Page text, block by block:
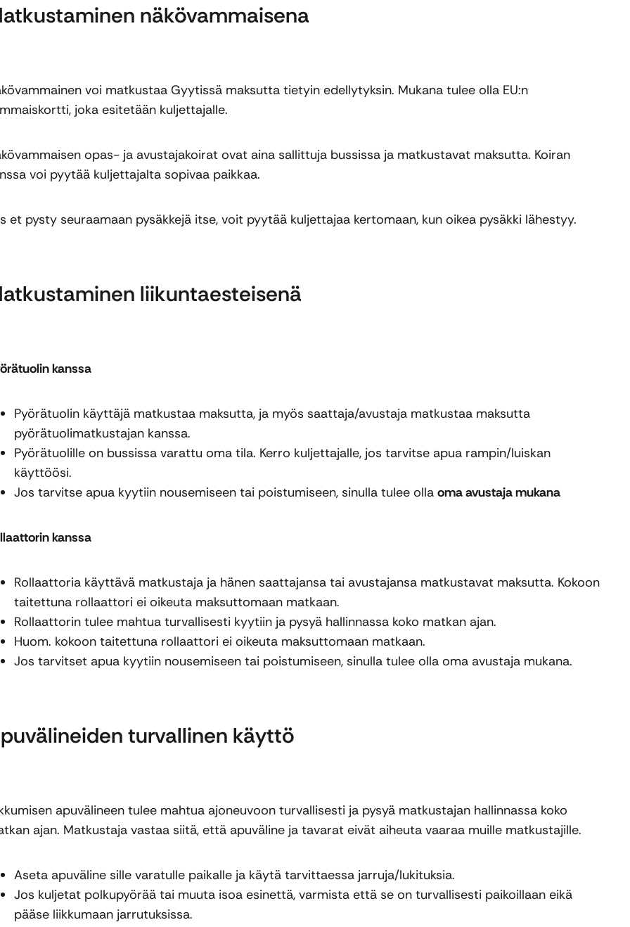
näkövammaisena
voi matkustaa Gyytissä maksutta tietyin edellytyksin. Mukana tulee olla EU:n
joka esitetään kuljettajalle.
opas- ja avustajakoirat ovat aina sallittuja bussissa ja matkustavat maksutta. Koiran
voi pyytää kuljettajalta sopivaa paikkaa.
et pysty seuraamaan pysäkkejä itse, voit pyytää kuljettajaa kertomaan, kun oikea pysäkki lähestyy.
liikuntaesteisenä
kanssa
Pyörätuolin käyttäjä matkustaa maksutta, ja myös saattaja/avustaja matkustaa maksutta
pyörätuolimatkustajan kanssa.
Pyörätuolille on bussissa varattu oma tila. Kerro kuljettajalle, jos tarvitse apua rampin/luiskan
käyttöösi.
Jos tarvitse apua kyytiin nousemiseen tai poistumiseen, sinulla tulee olla oma avustaja mukana
kanssa
Rollaattoria käyttävä matkustaja ja hänen saattajansa tai avustajansa matkustavat maksutta. Kokoon
taitettuna rollaattori ei oikeuta maksuttomaan matkaan.
Rollaattorin tulee mahtua turvallisesti kyytiin ja pysyä hallinnassa koko matkan ajan.
Huom. kokoon taitettuna rollaattori ei oikeuta maksuttomaan matkaan.
Jos tarvitset apua kyytiin nousemiseen tai poistumiseen, sinulla tulee olla oma avustaja mukana.
turvallinen käyttö
apuvälineen tulee mahtua ajoneuvoon turvallisesti ja pysyä matkustajan hallinnassa koko
ajan. Matkustaja vastaa siitä, että apuväline ja tavarat eivät aiheuta vaaraa muille matkustajille.
Aseta apuväline sille varatulle paikalle ja käytä tarvittaessa jarruja/lukituksia.
Jos kuljetat polkupyörää tai muuta isoa esinettä, varmista että se on turvallisesti paikoillaan eikä
pääse liikkumaan jarrutuksissa.